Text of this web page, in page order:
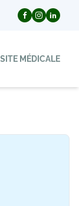
MÉDICALE